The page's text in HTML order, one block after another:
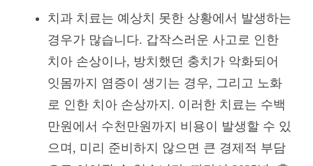
치과 치료는 예상치 못한 상황에서 발생하는
경우가 많습니다. 갑작스러운 사고로 인한
치아 손상이나, 방치했던 충치가 악화되어
잇몸까지 염증이 생기는 경우, 그리고 노화
로 인한 치아 손상까지. 이러한 치료는 수백
만원에서 수천만원까지 비용이 발생할 수 있
으며, 미리 준비하지 않으면 큰 경제적 부담